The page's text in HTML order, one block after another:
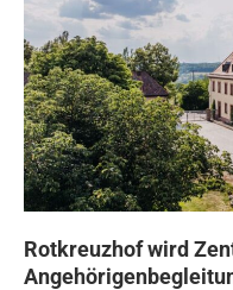
Rotkreuzhof wird